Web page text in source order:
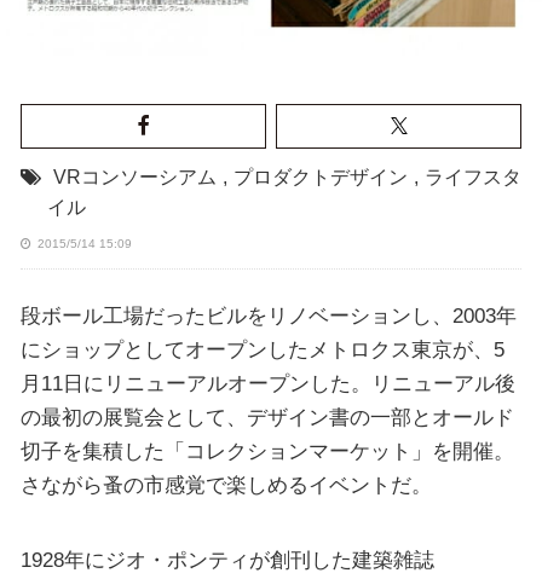
VRコンソーシアム , プロダクトデザイン , ライフスタ
イル
2015/5/14 15:09
段ボール工場だったビルをリノベーションし、2003年
にショップとしてオープンしたメトロクス東京が、5
月11日にリニューアルオープンした。リニューアル後
の最初の展覧会として、デザイン書の一部とオールド
切子を集積した「コレクションマーケット」を開催。
さながら蚤の市感覚で楽しめるイベントだ。
1928年にジオ・ポンティが創刊した建築雑誌